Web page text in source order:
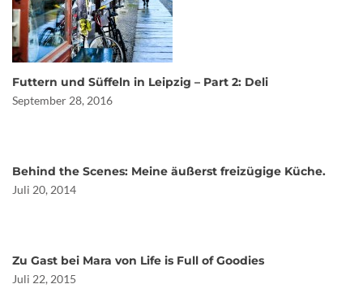
Futtern und Süffeln in Leipzig – Part 2: Deli
September 28, 2016
Behind the Scenes: Meine äußerst freizügige Küche.
Juli 20, 2014
Zu Gast bei Mara von Life is Full of Goodies
Juli 22, 2015